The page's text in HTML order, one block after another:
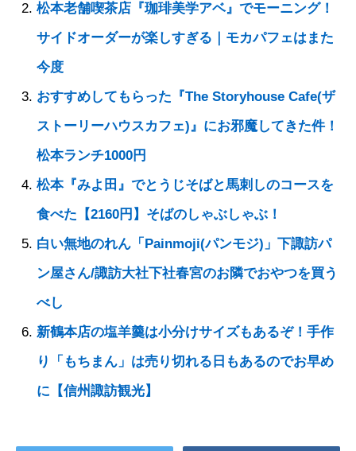
松本老舗喫茶店『珈琲美学アベ』でモーニング！
サイドオーダーが楽しすぎる｜モカパフェはまた
今度
おすすめしてもらった『The Storyhouse Cafe(ザ
ストーリーハウスカフェ)』にお邪魔してきた件！
松本ランチ1000円
松本『みよ田』でとうじそばと馬刺しのコースを
食べた【2160円】そばのしゃぶしゃぶ！
白い無地のれん「Painmoji(パンモジ)」下諏訪パ
ン屋さん/諏訪大社下社春宮のお隣でおやつを買う
べし
新鶴本店の塩羊羹は小分けサイズもあるぞ！手作
り「もちまん」は売り切れる日もあるのでお早め
に【信州諏訪観光】